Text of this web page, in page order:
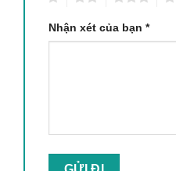
Nhận xét của bạn *